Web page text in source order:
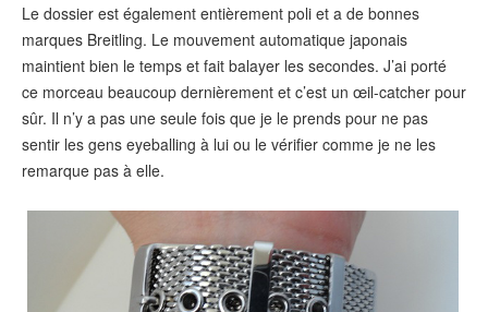
Le dossier est également entièrement poli et a de bonnes
marques Breitling. Le mouvement automatique japonais
maintient bien le temps et fait balayer les secondes. J’ai porté
ce morceau beaucoup dernièrement et c’est un œil-catcher pour
sûr. Il n’y a pas une seule fois que je le prends pour ne pas
sentir les gens eyeballing à lui ou le vérifier comme je ne les
remarque pas à elle.